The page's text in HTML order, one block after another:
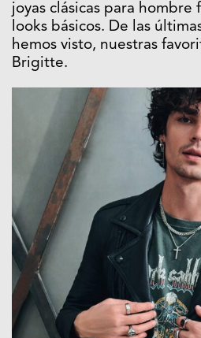
joyas clásicas para hombre
looks básicos. De las
hemos visto, nuestras
Brigitte.